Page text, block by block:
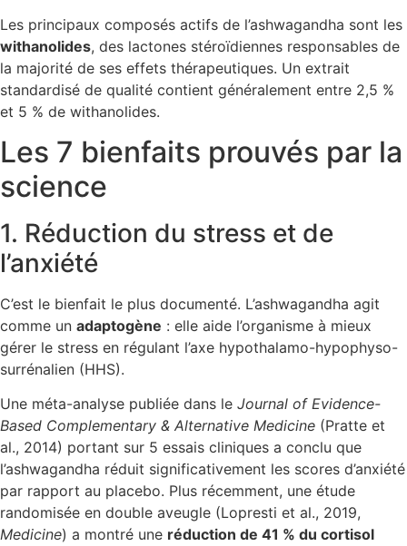
Les principaux composés actifs de l’ashwagandha sont les
withanolides, des lactones stéroïdiennes responsables de
la majorité de ses effets thérapeutiques. Un extrait
standardisé de qualité contient généralement entre 2,5 %
et 5 % de withanolides.
Les 7 bienfaits prouvés par la
science
1. Réduction du stress et de
l’anxiété
C’est le bienfait le plus documenté. L’ashwagandha agit
comme un adaptogène : elle aide l’organisme à mieux
gérer le stress en régulant l’axe hypothalamo-hypophyso-
surrénalien (HHS).
Une méta-analyse publiée dans le Journal of Evidence-
Based Complementary & Alternative Medicine (Pratte et
al., 2014) portant sur 5 essais cliniques a conclu que
l’ashwagandha réduit significativement les scores d’anxiété
par rapport au placebo. Plus récemment, une étude
randomisée en double aveugle (Lopresti et al., 2019,
Medicine) a montré une réduction de 41 % du cortisol